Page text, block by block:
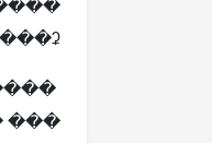
�������.